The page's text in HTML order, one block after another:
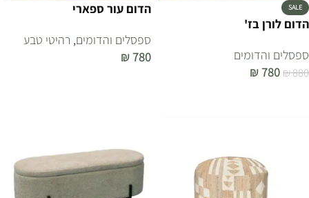
SALE
הדום לורן בז'
ספסלים והדומים
₪880
₪780
הדום עור ספארי
ספסלים והדומים, רהיטי טבע
₪780